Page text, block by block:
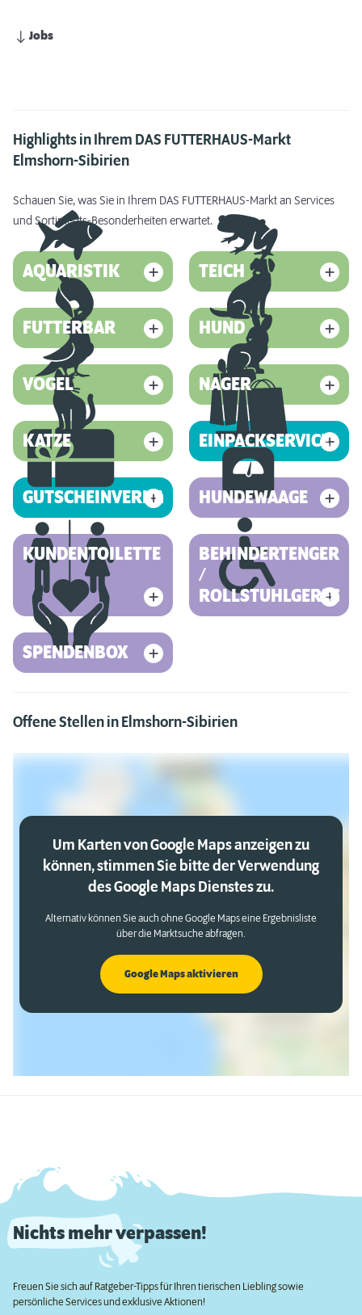
Jobs
Highlights in Ihrem DAS FUTTERHAUS-Markt
Elmshorn-Sibirien
Schauen Sie, was Sie in Ihrem DAS FUTTERHAUS-Markt an Services
und Sortiments-Besonderheiten erwartet.
AQUARISTIK TEICH
FUTTERBAR HUND
VOGEL NAGER
KATZE EINPACKSERVICE
GUTSCHEINVERKAUF HUNDEWAAGE
KUNDENTOILETTE
/
ROLLSTUHLGERECHT
SPENDENBOX
Offene Stellen in Elmshorn-Sibirien
Um Karten von Google Maps anzeigen zu
können, stimmen Sie bitte der Verwendung
des Google Maps Dienstes zu.
Alternativ können Sie auch ohne Google Maps eine Ergebnisliste
über die Marktsuche abfragen.
Google Maps aktivieren
Nichts mehr verpassen!
Freuen Sie sich auf Ratgeber-Tipps für Ihren tierischen Liebling sowie
persönliche Services und exklusive Aktionen!